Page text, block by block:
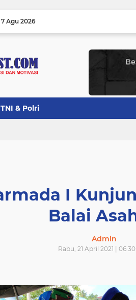
7 Agu 2026
TNI & Polri
I
Balai
Admin
Rabu, 21 April 2021 |